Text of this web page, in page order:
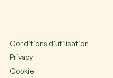
Conditions d'utilisation
Privacy
Cookie